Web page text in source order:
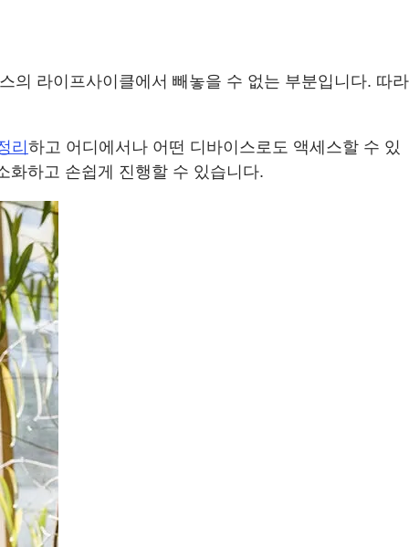
의 라이프사이클에서 빼놓을 수 없는 부분입니다. 따라
리하고 어디에서나 어떤 디바이스로도 액세스할 수 있
화하고 손쉽게 진행할 수 있습니다.